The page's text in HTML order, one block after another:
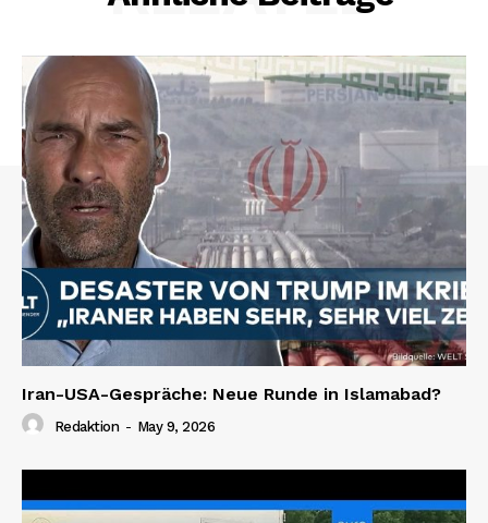
Iran-USA-Gespräche: Neue Runde in Islamabad?
Redaktion - May 9, 2026